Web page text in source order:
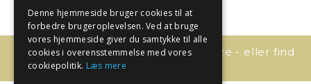
Har du spørgsmål, så kontakt os bare - eller find
svaret her:
Denne hjemmeside bruger cookies til at
forbedre brugeroplevelsen. Ved at bruge
vores hjemmeside giver du samtykke til alle
cookies i overensstemmelse med vores
cookiepolitik. Læs mere